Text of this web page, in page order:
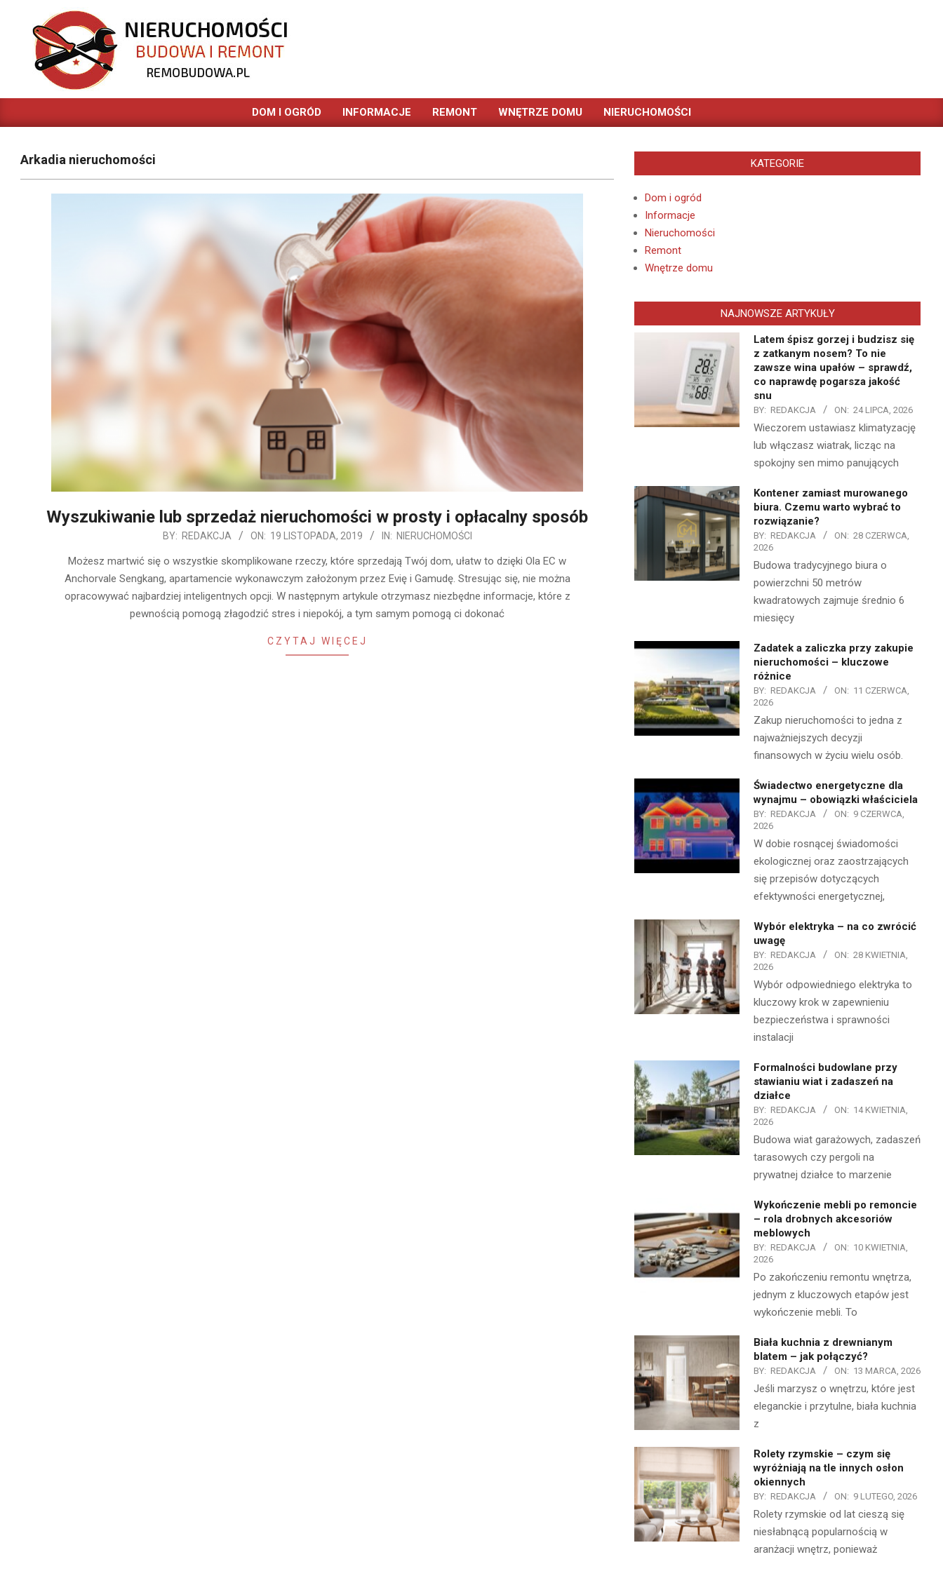
content
REMOBUDOWA.PL
Primary
DOM I OGRÓD INFORMACJE REMONT WNĘTRZE DOMU NIERUCHOMOŚCI
Arkadia nieruchomości
Wyszukiwanie lub sprzedaż nieruchomości w prosty i opłacalny sposób
BY: REDAKCJA ON: 19 LISTOPADA, 2019 IN: NIERUCHOMOŚCI
Możesz martwić się o wszystkie skomplikowane rzeczy, które sprzedają Twój dom, ułatw to dzięki Ola EC w
Anchorvale Sengkang, apartamencie wykonawczym założonym przez Evię i Gamudę. Stresując się, nie można
opracowywać najbardziej inteligentnych opcji. W następnym artykule otrzymasz niezbędne informacje, które z
pewnością pomogą złagodzić stres i niepokój, a tym samym pomogą ci dokonać
CZYTAJ WIĘCEJ
KATEGORIE
Dom i ogród
Informacje
Nieruchomości
Remont
Wnętrze domu
NAJNOWSZE ARTYKUŁY
Latem śpisz gorzej i budzisz się
z zatkanym nosem? To nie
zawsze wina upałów – sprawdź,
co naprawdę pogarsza jakość
snu
BY: REDAKCJA ON: 24 LIPCA, 2026
Wieczorem ustawiasz klimatyzację
lub włączasz wiatrak, licząc na
spokojny sen mimo panujących
Kontener zamiast murowanego
biura. Czemu warto wybrać to
rozwiązanie?
BY: REDAKCJA ON: 28 CZERWCA,
2026
Budowa tradycyjnego biura o
powierzchni 50 metrów
kwadratowych zajmuje średnio 6
miesięcy
Zadatek a zaliczka przy zakupie
nieruchomości – kluczowe
różnice
BY: REDAKCJA ON: 11 CZERWCA,
2026
Zakup nieruchomości to jedna z
najważniejszych decyzji
finansowych w życiu wielu osób.
Świadectwo energetyczne dla
wynajmu – obowiązki właściciela
BY: REDAKCJA ON: 9 CZERWCA,
2026
W dobie rosnącej świadomości
ekologicznej oraz zaostrzających
się przepisów dotyczących
efektywności energetycznej,
Wybór elektryka – na co zwrócić
uwagę
BY: REDAKCJA ON: 28 KWIETNIA,
2026
Wybór odpowiedniego elektryka to
kluczowy krok w zapewnieniu
bezpieczeństwa i sprawności
instalacji
Formalności budowlane przy
stawianiu wiat i zadaszeń na
działce
BY: REDAKCJA ON: 14 KWIETNIA,
2026
Budowa wiat garażowych, zadaszeń
tarasowych czy pergoli na
prywatnej działce to marzenie
Wykończenie mebli po remoncie
– rola drobnych akcesoriów
meblowych
BY: REDAKCJA ON: 10 KWIETNIA,
2026
Po zakończeniu remontu wnętrza,
jednym z kluczowych etapów jest
wykończenie mebli. To
Biała kuchnia z drewnianym
blatem – jak połączyć?
BY: REDAKCJA ON: 13 MARCA, 2026
Jeśli marzysz o wnętrzu, które jest
eleganckie i przytulne, biała kuchnia
z
Rolety rzymskie – czym się
wyróżniają na tle innych osłon
okiennych
BY: REDAKCJA ON: 9 LUTEGO, 2026
Rolety rzymskie od lat cieszą się
niesłabnącą popularnością w
aranżacji wnętrz, ponieważ